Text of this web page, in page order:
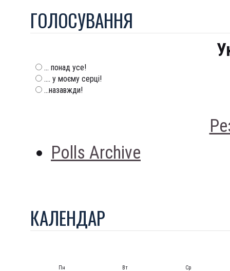
ГОЛОСУВАННЯ
... понад усе!
.... у моєму серці!
...назавжди!
Polls Archive
КАЛЕНДАР
Пн Вт Ср